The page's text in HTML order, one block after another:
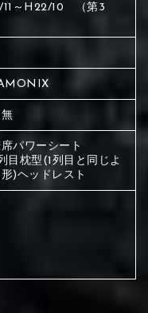
場所を選択
ください。
部分にカラ
11～H22/10 （第3
パワーシート
目枕型(1列目と同じよ
形)ヘッドレスト